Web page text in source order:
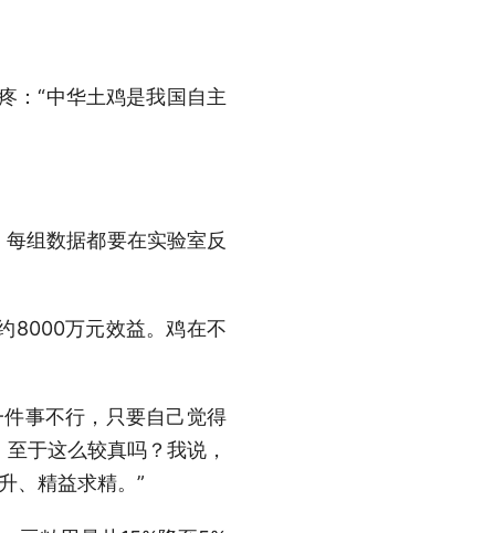
：“中华土鸡是我国自主
组数据都要在实验室反
8000万元效益。鸡在不
事不行，只要自己觉得
于这么较真吗？我说，
、精益求精。”